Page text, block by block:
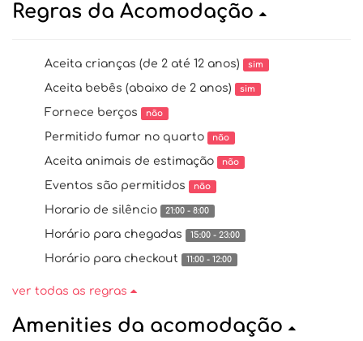
Regras da Acomodação
Aceita crianças (de 2 até 12 anos) sim
Aceita bebês (abaixo de 2 anos) sim
Fornece berços não
Permitido fumar no quarto não
Aceita animais de estimação não
Eventos são permitidos não
Horario de silêncio 21:00 - 8:00
Horário para chegadas 15:00 - 23:00
Horário para checkout 11:00 - 12:00
ver todas as regras
Amenities da acomodação